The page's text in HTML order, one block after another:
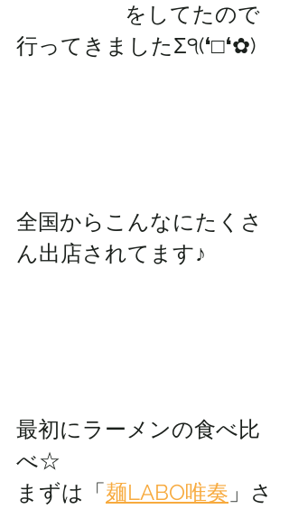
をしてたので
行ってきましたΣ੧(❛□❛✿)
全国からこんなにたくさ
ん出店されてます♪
最初にラーメンの食べ比
べ☆
まずは「麺LABO唯奏 」さ